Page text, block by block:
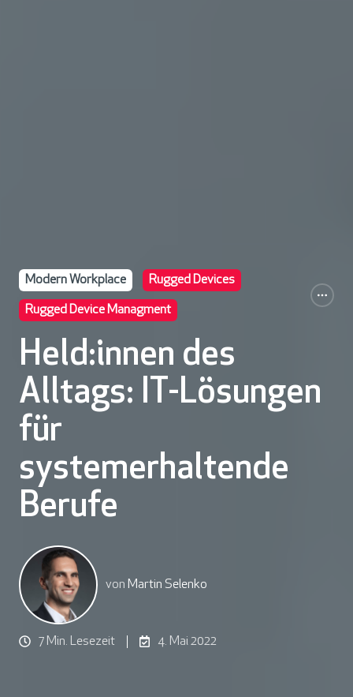
Modern Workplace Rugged Devices
Rugged Device Managment
Held:innen des
Alltags: IT-Lösungen
für
systemerhaltende
Berufe
von Martin Selenko
7 Min. Lesezeit 4. Mai 2022